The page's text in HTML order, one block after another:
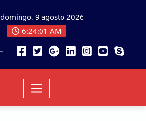
domingo, 9 agosto 2026
6:24:02 AM